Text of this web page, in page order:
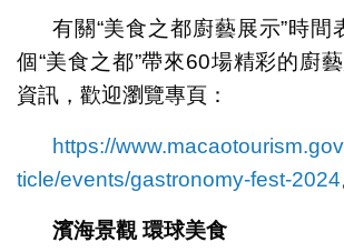
有關“美食之都廚藝展示”時間
個“美食之都”帶來60場精彩的廚
資訊，歡迎瀏覽專頁：
https://
ticle/events/gastronomy-fest-2024
濱海景觀 環球美食